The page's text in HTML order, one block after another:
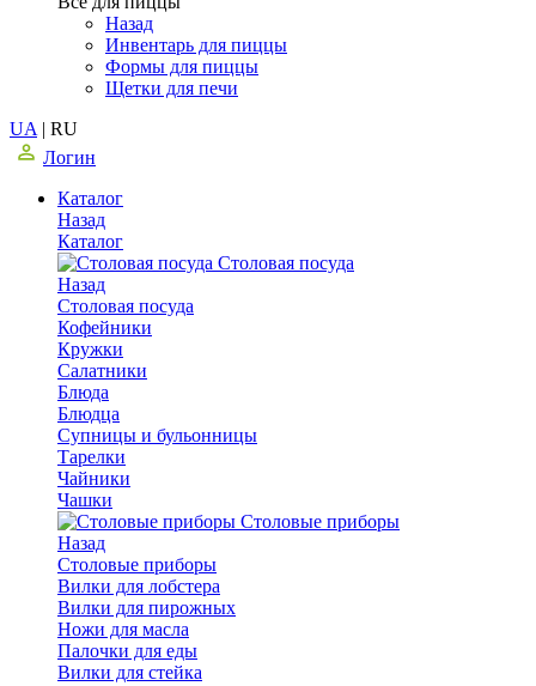
Назад
Инвентарь для пиццы
Формы для пиццы
Щетки для печи
UA | RU
Логин
Каталог
Назад
Каталог
Столовая посуда
Назад
Столовая посуда
Кофейники
Кружки
Салатники
Блюда
Блюдца
Супницы и бульонницы
Тарелки
Чайники
Чашки
Cтоловые приборы
Назад
Cтоловые приборы
Вилки для лобстера
Вилки для пирожных
Ножи для масла
Палочки для еды
Вилки для стейка